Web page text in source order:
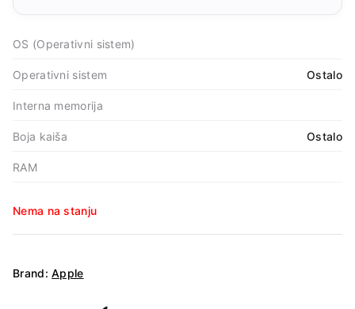
OS (Operativni sistem)
Operativni sistem Ostalo
Interna memorija
Boja kaiša Ostalo
RAM
Nema na stanju
Brand:Apple